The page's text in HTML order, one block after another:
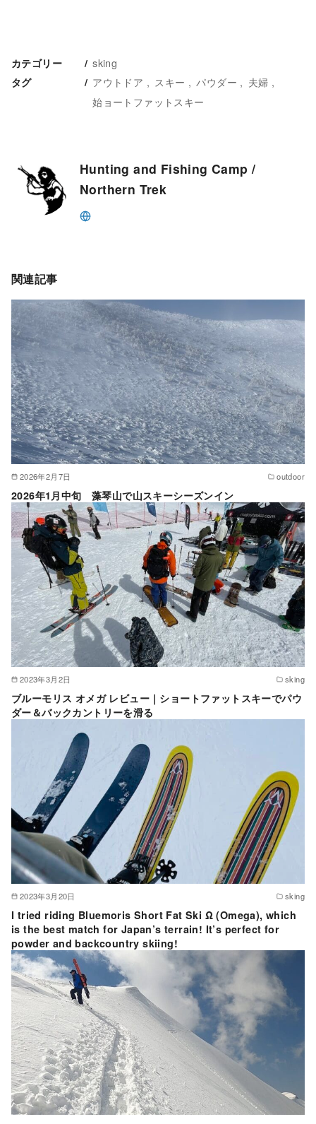
カテゴリー sking
タグ アウトドア スキー パウダー
夫婦
始ョートファットスキー
Hunting and Fishing Camp /
Northern Trek
関連記事
2026年2月7日 outdoor
2026年1月中旬 藻琴山で山スキーシーズンイン
2023年3月2日 sking
ブルーモリス オメガ レビュー｜ショートファットスキーでパウ
ダー＆バックカントリーを滑る
2023年3月20日 sking
I tried riding Bluemoris Short Fat Ski Ω (Omega), which
is the best match for Japan’s terrain! It’s perfect for
powder and backcountry skiing!